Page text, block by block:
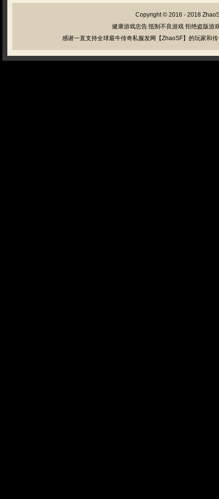
Copyright © 2016 - 2018
健康游戏忠告:抵制不良游戏 拒绝盗版游
感谢一直支持全球最牛传奇私服发网【ZhaoSF】的玩家和